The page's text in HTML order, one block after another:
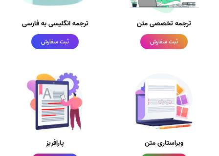
ترجمه تخصصی متن
ثبت سفارش
ترجمه انگلیسی به فارسی
ثبت سفارش
ویراستاری متن پارافریز